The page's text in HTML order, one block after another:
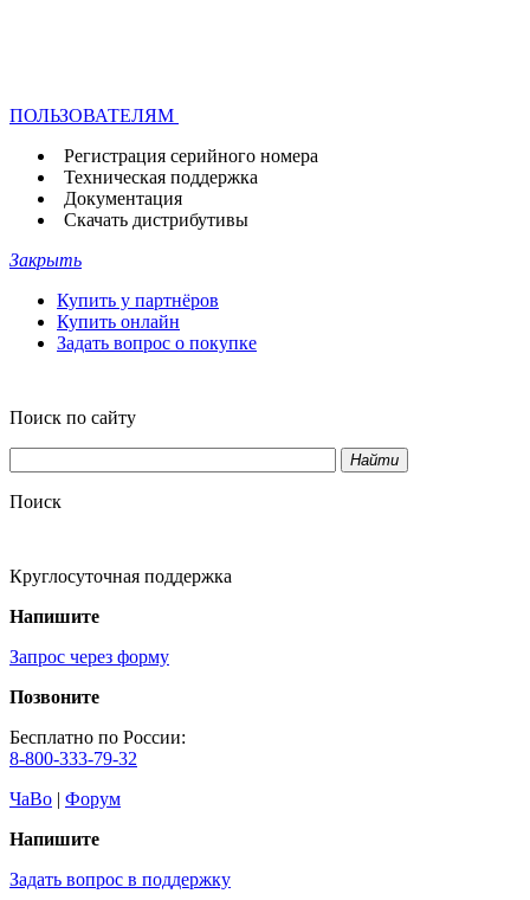
ПОЛЬЗОВАТЕЛЯМ
Регистрация серийного номера
Техническая поддержка
Документация
Скачать дистрибутивы
Закрыть
Купить у партнёров
Купить онлайн
Задать вопрос о покупке
Поиск по сайту
Найти
Поиск
Круглосуточная поддержка
Напишите
Запрос через форму
Позвоните
Бесплатно по России:
8-800-333-79-32
ЧаВо | Форум
Напишите
Задать вопрос в поддержку